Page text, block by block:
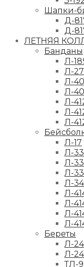
Шапки-
Д-
Д-
ЛЕТНЯЯ
Банданы
Л-
Л-
Л-
Л-
Л-
Л-
Л-
Л-17
Л-
Л-
Л-
Л-
Л-
Л-
Л-
Л-
Береты
Л-
Л-
ТЛ-